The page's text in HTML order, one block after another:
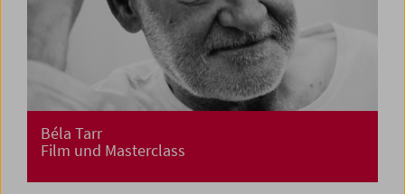
Béla Tarr
Film und Masterclass